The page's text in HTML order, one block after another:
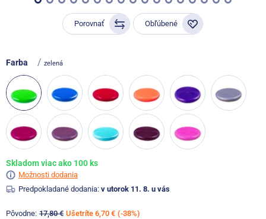
Farba / zelená
Skladom viac ako 100 ks
Možnosti dodania
Predpokladané dodania: v utorok 11. 8. u vás
Pôvodne: 17,80 € Ušetríte 6,70 € (-38%)
Porovnať Obľúbené